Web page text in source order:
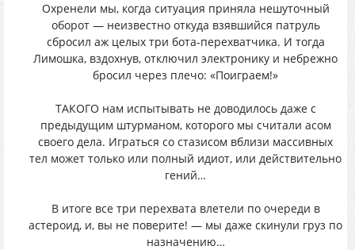
Охренели мы, когда ситуация приняла нешуточный
оборот — неизвестно откуда взявшийся патруль
сбросил аж целых три бота-перехватчика. И тогда
Лимошка, вздохнув, отключил электронику и небрежно
бросил через плечо: «Поиграем!»
ТАКОГО нам испытывать не доводилось даже с
предыдущим штурманом, которого мы считали асом
своего дела. Играться со стазисом вблизи массивных
тел может только или полный идиот, или действительно
гений…
В итоге все три перехвата влетели по очереди в
астероид, и, вы не поверите! — мы даже скинули груз по
назначению…